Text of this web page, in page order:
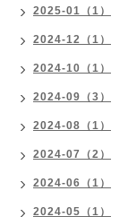
2025-01（1）
2024-12（1）
2024-10（1）
2024-09（3）
2024-08（1）
2024-07（2）
2024-06（1）
2024-05（1）